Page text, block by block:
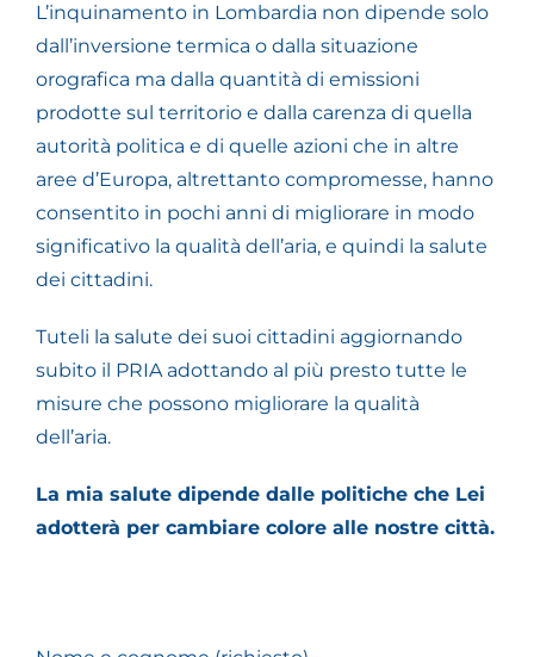
L’inquinamento in Lombardia non dipende solo
dall’inversione termica o dalla situazione
orografica ma dalla quantità di emissioni
prodotte sul territorio e dalla carenza di quella
autorità politica e di quelle azioni che in altre
aree d’Europa, altrettanto compromesse, hanno
consentito in pochi anni di migliorare in modo
significativo la qualità dell’aria, e quindi la salute
dei cittadini.
Tuteli la salute dei suoi cittadini aggiornando
subito il PRIA adottando al più presto tutte le
misure che possono migliorare la qualità
dell’aria.
La mia salute dipende dalle politiche che Lei
adotterà per cambiare colore alle nostre città.